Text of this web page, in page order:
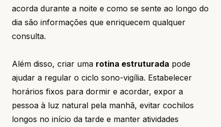
acorda durante a noite e como se sente ao longo do
dia são informações que enriquecem qualquer
consulta.
Além disso, criar uma rotina estruturada pode
ajudar a regular o ciclo sono-vigília. Estabelecer
horários fixos para dormir e acordar, expor a
pessoa à luz natural pela manhã, evitar cochilos
longos no início da tarde e manter atividades